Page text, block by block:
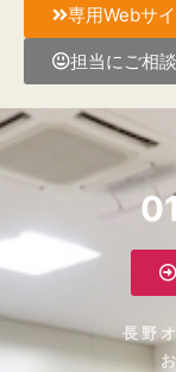
専用Webサ
担当にご相
長野